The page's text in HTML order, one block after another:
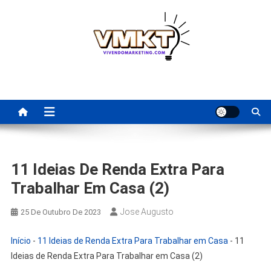
Para Revenda | Vivendo
Marketing
11 Ideias De Renda Extra Para
Trabalhar Em Casa (2)
25 De Outubro De 2023 Jose Augusto
Início - 11 Ideias de Renda Extra Para Trabalhar em Casa - 11
Ideias de Renda Extra Para Trabalhar em Casa (2)